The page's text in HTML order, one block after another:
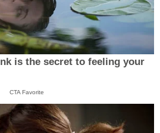
is the secret to feeling your
CTA Favorite